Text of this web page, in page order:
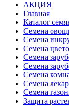
АКЦИЯ
Главная
Каталог
Семена
Семена
Семена
Семена
Семена
Семена
Семена
Семена
Защита